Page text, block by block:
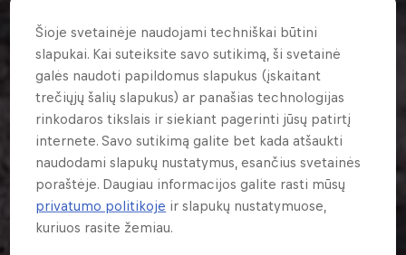
Šioje svetainėje naudojami techniškai būtini
slapukai. Kai suteiksite savo sutikimą, ši svetainė
galės naudoti papildomus slapukus (įskaitant
trečiųjų šalių slapukus) ar panašias technologijas
rinkodaros tikslais ir siekiant pagerinti jūsų patirtį
internete. Savo sutikimą galite bet kada atšaukti
naudodami slapukų nustatymus, esančius svetainės
poraštėje. Daugiau informacijos galite rasti mūsų
privatumo politikoje ir slapukų nustatymuose,
kuriuos rasite žemiau.